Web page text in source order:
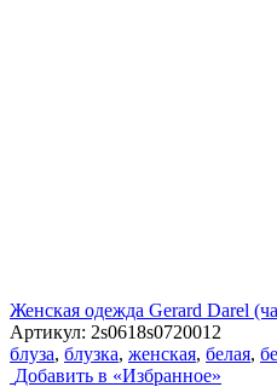
Женская одежда Gerard Darel
Артикул: 2s0618s0720012
блуза, блузка, женская, белая,
Добавить в «Избранное»